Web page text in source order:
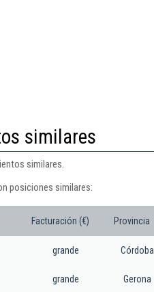
similares
similares.
posiciones similares:
Facturación (€) Provincia
grande Córdoba
grande Gerona